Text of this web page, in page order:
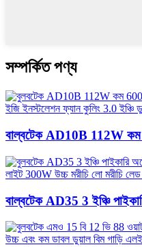
সম্পর্কিত পণ্য
বাল্বটেক AD10B 112W
বাল্বটেক AD35 3 ইঞ্চি